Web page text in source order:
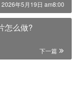
2026年5月19日 am8:00
怎么做?
下一篇